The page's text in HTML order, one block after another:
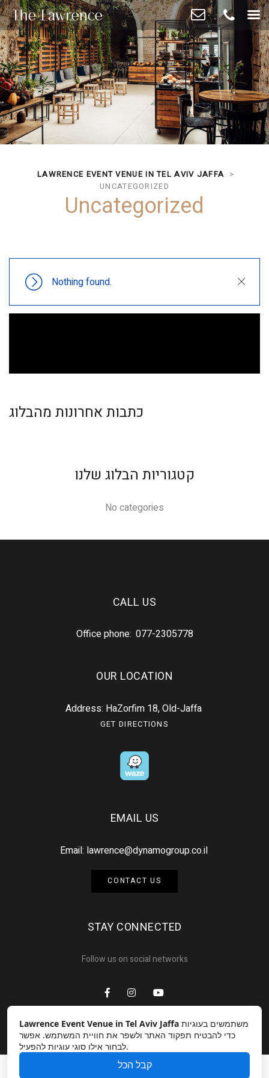
The
beginning
of
a
web
page,
click
to
move
to
LAWRENCE EVENT VENUE IN TEL AVIV JAFFA >
UNCATEGORIZED
Uncategorized
Close
Nothing found.
כתבות אחרונות מהבלוג
קטגוריות הבלוג שלנו
No categories
CALL US
Office phone: 077-2305778
OUR LOCATION
Address: HaZorfim 18, Old-Jaffa
GET DIRECTIONS
EMAIL US
Email: lawrence@dynamogroup.co.il
CONTACT US
STAY CONNECTED
Follow us on social networks
About Us Gallery
Lawrence Event Venue in Tel Aviv Jaffa
כדי להבטיח תפקוד האתר ולשפר את חוויית המשתמש. אפשר
לבחור אילו סוגי עוגיות להפעיל.
קבל הכל